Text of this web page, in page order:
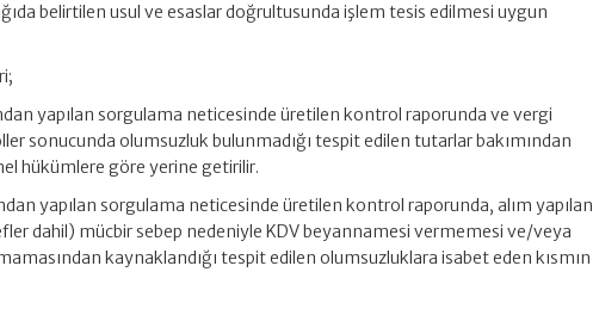
belirtilen usul ve esaslar doğrultusunda işlem tesis edilmesi uygun
yapılan sorgulama neticesinde üretilen kontrol raporunda ve vergi
sonucunda olumsuzluk bulunmadığı tespit edilen tutarlar bakımından
hükümlere göre yerine getirilir.
yapılan sorgulama neticesinde üretilen kontrol raporunda, alım yapılan
dahil) mücbir sebep nedeniyle KDV beyannamesi vermemesi ve/veya
kaynaklandığı tespit edilen olumsuzluklara isabet eden kısmın